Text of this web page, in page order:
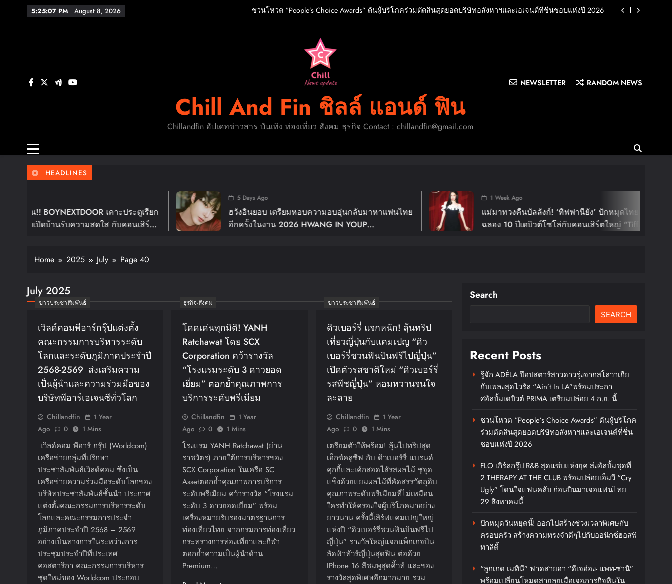
5:25:07 PM August 8, 2026
ชวนโหวต “People’s Choice Awards” ดันผู้บริโภคร่วมตัดสินสุดยอดบริษัทอสังหาฯและเอเจนต์ที่ชื่นชอบแห่งปี 2026
ปักหมุดวันหยุดนี้! ออกไปสร้างช่วงเวลาพิเศษกับครอบครัว สร้างความทรงจำดีๆไปกับออนิกซ์ฮอสพิทาลิตี้
รู้จัก ADÉLA ป๊อปสตาร์สาวดาวรุ่งจากสโลวาเกีย กับเพลงสุดไวรัล “Ain’t In LA”พร้อมประกาศอัลบั้มเดบิวต์ PRIMA เตรียมปล่อย
4 ก.ย. นี้
ชวนโหวต “People’s Choice Awards” ดันผู้บริโภคร่วมตัดสินสุดยอดบริษัทอสังหาฯและเอเจนต์ที่ชื่นชอบแห่งปี 2026
FLO เกิร์ลกรุ๊ป R&B สุดแซ่บแห่งยุค ส่งอัลบั้มชุดที่ 2 THERAPY AT THE CLUB พร้อมปล่อยเอ็มวี “Cry Ugly” โดนใจแฟนคลับ ก่อน
Chill And Fin ชิลล์ แอนด์ ฟิน
Chillandfin อัปเดทข่าวสาร บันเทิง ท่องเที่ยว สังคม ธุรกิจ Contact : chillandfin@gmail.com
NEWSLETTER RANDOM NEWS
HEADLINES
เคาะประตูเรียก
านรับความสดใส กับคอนเสิร์ต
5 Days Ago
ฮวังอินยอบ เตรียมหอบความอบอุ่นกลับมาหาแฟนไทย
อีกครั้งในงาน 2026 HWANG IN YOUP
1 Week Ago
แม่มาทวงคืนบัลลังก์! ‘ทิฟฟานียัง’ ปักหมุดไทยแลนด์
ฉลอง 10 ปีเดบิวต์โซโล่กับคอนเสิร์ตใหญ่ “Tiffany
Home
2025 July Page 40
July 2025
ข่าวประชาสัมพันธ์
เวิลด์คอมพีอาร์กรุ๊ปแต่งตั้ง
คณะกรรมการบริหารระดับ
โลกและระดับภูมิภาคประจำปี
2568-2569 ส่งเสริมความ
เป็นผู้นำและความร่วมมือของ
บริษัทพีอาร์เอเจนซีทั่วโลก
Chillandfin
1 Year
Ago
0 1 Mins
เวิลด์คอม พีอาร์ กรุ๊ป (Worldcom)
เครือข่ายกลุ่มที่ปรึกษา
ประชาสัมพันธ์เวิลด์คอม ซึ่งเป็น
เครือข่ายความร่วมมือระดับโลกของ
บริษัทประชาสัมพันธ์ชั้นนำ ประกาศ
แต่งตั้งคณะกรรมการบริหารระดับ
โลกและคณะกรรมการประจำ
ภูมิภาคประจำปี 2568 – 2569
อย่างเป็นทางการในระหว่างการ
ประชุมประจำปีที่ประเทศ
คอสตาริกา คณะกรรมการบริหาร
ชุดใหม่ของ Worldcom ประกอบ
ธุรกิจ-สังคม
โดดเด่นทุกมิติ! YANH
Ratchawat โดย SCX
Corporation คว้ารางวัล
“โรงแรมระดับ 3 ดาวยอด
เยี่ยม” ตอกย้ำคุณภาพการ
บริการระดับพรีเมียม
Chillandfin
1 Year
Ago
0 1 Mins
โรงแรม YANH Ratchawat (ย่าน
ราชวัตร) ภายใต้การบริหารของ
SCX Corporation ในเครือ SC
Assetตอกย้ำคุณภาพการบริการ
ระดับพรีเมียม คว้ารางวัล “โรงแรม
ระดับ 3 ดาวยอดเยี่ยม” พร้อม
เครื่องหมายรับรองมาตรฐานการ
ท่องเที่ยวไทย จากกรมการท่องเที่ยว
กระทรวงการท่องเที่ยวและกีฬา
ตอกย้ำความเป็นผู้นำด้าน
Premium…
ข่าวประชาสัมพันธ์
ดิวเบอร์รี่ แจกหนัก! ลุ้นทริป
เที่ยวญี่ปุ่นกับแคมเปญ “ดิว
เบอร์รี่ชวนฟินบินฟรีไปญี่ปุ่น”
เปิดตัวรสชาติใหม่ “ดิวเบอร์รี่
รสพีชญี่ปุ่น” หอมหวานจนใจ
ละลาย
Chillandfin
1 Year
Ago
0 1 Mins
เตรียมตัวให้พร้อม! ลุ้นไปทริปสุด
เอ็กซ์คลูซีฟ กับ ดิวเบอร์รี่ แบรนด์
คุกกี้และเค้กสอดไส้รสผลไม้ ชูจุด
แข็งด้วยแยมผลไม้ที่คัดสรรวัตถุดิบ
คุณภาพระดับพรีเมียมที่ไม่เหมือน
ใครทำให้ครองใจผู้บริโภคมาอย่าง
ยาวนาน ครั้งนี้เสิร์ฟแคมเปญใหญ่
แห่งปี “ดิวเบอร์รี่ชวนฟินบินฟรีไป
ญี่ปุ่น” รางวัลใหญ่แจกแพ็กเกจบิน
ลัดฟ้าทัวร์ญี่ปุ่นสุดฟิน ต่อด้วย
IPhone 16 สีชมพูสุดคิ้วท์ และของ
รางวัลสุดพิเศษอีกมากมาย รวม
Search
SEARCH
Recent Posts
รู้จัก ADÉLA ป๊อปสตาร์สาวดาวรุ่งจากสโลวาเกีย
กับเพลงสุดไวรัล “Ain’t In LA”พร้อมประกา
ศอัลบั้มเดบิวต์ PRIMA เตรียมปล่อย 4 ก.ย. นี้
ชวนโหวต “People’s Choice Awards” ดันผู้บริโภค
ร่วมตัดสินสุดยอดบริษัทอสังหาฯและเอเจนต์ที่ชื่น
ชอบแห่งปี 2026
FLO เกิร์ลกรุ๊ป R&B สุดแซ่บแห่งยุค ส่งอัลบั้มชุดที่
2 THERAPY AT THE CLUB พร้อมปล่อยเอ็มวี “Cry
Ugly” โดนใจแฟนคลับ ก่อนบินมาเจอแฟนไทย
29 สิงหาคมนี้
ปักหมุดวันหยุดนี้! ออกไปสร้างช่วงเวลาพิเศษกับ
ครอบครัว สร้างความทรงจำดีๆไปกับออนิกซ์ฮอสพิ
ทาลิตี้
“ลูกเกด เมทินี” ฟาดสายฮา “ดีเจอ๋อง- แพท-ซานิ”
พร้อมเปลี่ยนโหมดสายลุยเมื่อเจอภารกิจหินใน